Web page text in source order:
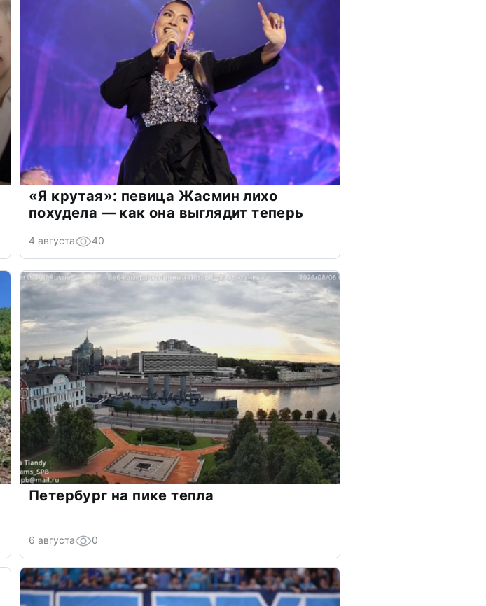
«Я крутая»: певица Жасмин лихо
похудела — как она выглядит теперь
4 августа 40
Петербург на пике тепла
6 августа 0